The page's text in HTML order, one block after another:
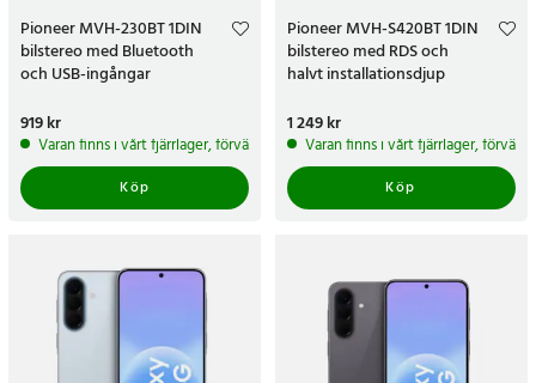
Pioneer MVH-230BT 1DIN
bilstereo med Bluetooth
och USB-ingångar
Pris:919 kr
919 kr
Varan finns i vårt fjärrlager, förväntas skickas inom 5-7 arbetsdagar
Köp
Pioneer MVH-S420BT 1DIN
bilstereo med RDS och
halvt installationsdjup
Pris:1 249 kr
1 249 kr
Varan finns i vårt fjärrlager,
Köp